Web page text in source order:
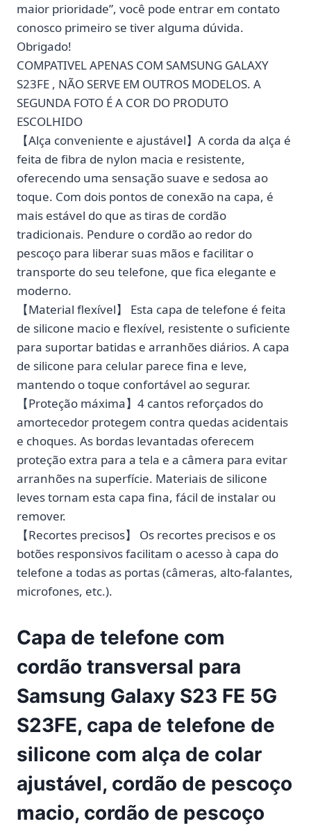
maior prioridade”, você pode entrar em contato
conosco primeiro se tiver alguma dúvida.
Obrigado!
COMPATIVEL APENAS COM SAMSUNG GALAXY
S23FE , NÃO SERVE EM OUTROS MODELOS. A
SEGUNDA FOTO É A COR DO PRODUTO
ESCOLHIDO
【Alça conveniente e ajustável】A corda da alça é
feita de fibra de nylon macia e resistente,
oferecendo uma sensação suave e sedosa ao
toque. Com dois pontos de conexão na capa, é
mais estável do que as tiras de cordão
tradicionais. Pendure o cordão ao redor do
pescoço para liberar suas mãos e facilitar o
transporte do seu telefone, que fica elegante e
moderno.
【Material flexível】 Esta capa de telefone é feita
de silicone macio e flexível, resistente o suficiente
para suportar batidas e arranhões diários. A capa
de silicone para celular parece fina e leve,
mantendo o toque confortável ao segurar.
【Proteção máxima】4 cantos reforçados do
amortecedor protegem contra quedas acidentais
e choques. As bordas levantadas oferecem
proteção extra para a tela e a câmera para evitar
arranhões na superfície. Materiais de silicone
leves tornam esta capa fina, fácil de instalar ou
remover.
【Recortes precisos】 Os recortes precisos e os
botões responsivos facilitam o acesso à capa do
telefone a todas as portas (câmeras, alto-falantes,
microfones, etc.).
Capa de telefone com
cordão transversal para
Samsung Galaxy S23 FE 5G
S23FE, capa de telefone de
silicone com alça de colar
ajustável, cordão de pescoço
macio, cordão de pescoço